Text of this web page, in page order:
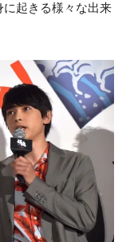
起きる様々な出来